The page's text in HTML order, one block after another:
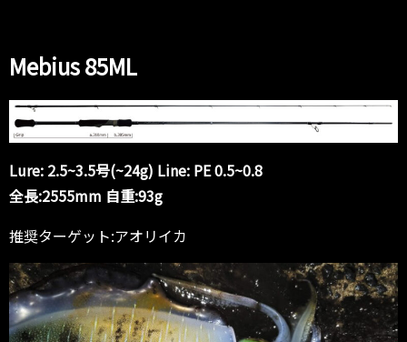
Mebius 85ML
Lure: 2.5~3.5号(~24g) Line: PE 0.5~0.8
全長:2555mm 自重:93g
推奨ターゲット:アオリイカ